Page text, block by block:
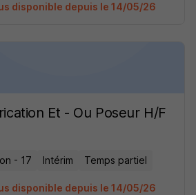
disponible depuis le 14/05/26
Et - Ou Poseur H/F
- 17 Intérim Temps partiel
disponible depuis le 14/05/26